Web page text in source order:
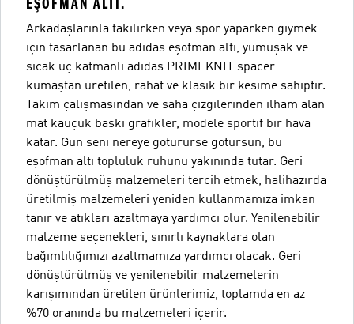
Arkadaşlarınla takılırken veya spor yaparken giymek
için tasarlanan bu adidas eşofman altı, yumuşak ve
sıcak üç katmanlı adidas PRIMEKNIT spacer
kumaştan üretilen, rahat ve klasik bir kesime sahiptir.
Takım çalışmasından ve saha çizgilerinden ilham alan
mat kauçuk baskı grafikler, modele sportif bir hava
katar. Gün seni nereye götürürse götürsün, bu
eşofman altı topluluk ruhunu yakınında tutar. Geri
dönüştürülmüş malzemeleri tercih etmek, halihazırda
üretilmiş malzemeleri yeniden kullanmamıza imkan
tanır ve atıkları azaltmaya yardımcı olur. Yenilenebilir
malzeme seçenekleri, sınırlı kaynaklara olan
bağımlılığımızı azaltmamıza yardımcı olacak. Geri
dönüştürülmüş ve yenilenebilir malzemelerin
karışımından üretilen ürünlerimiz, toplamda en az
%70 oranında bu malzemeleri içerir.